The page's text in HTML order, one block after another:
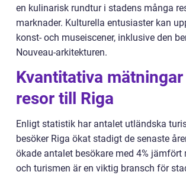
en kulinarisk rundtur i stadens många
marknader. Kulturella entusiaster kan
konst- och museiscener, inklusive den
Nouveau-arkitekturen.
Kvantitativa
resor till Riga
Enligt statistik har antalet utländska
besöker Riga ökat stadigt de senaste
ökade antalet besökare med 4% jämfört
och turismen är en viktig bransch för